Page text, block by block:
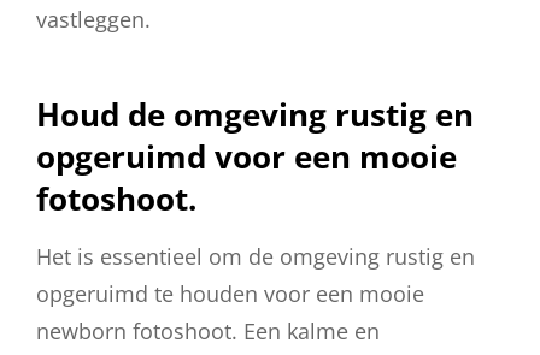
vastleggen.
Houd de omgeving rustig en
opgeruimd voor een mooie
fotoshoot.
Het is essentieel om de omgeving rustig en
opgeruimd te houden voor een mooie
newborn fotoshoot. Een kalme en